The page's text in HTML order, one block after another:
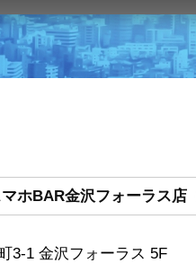
ホBAR金沢フォーラス店
3-1 金沢フォーラス 5F